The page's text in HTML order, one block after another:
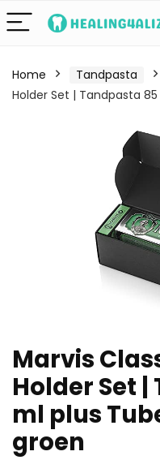
Home Tandpasta
Holder Set | Tandpasta
Marvis
Holder Set
ml plus
groen